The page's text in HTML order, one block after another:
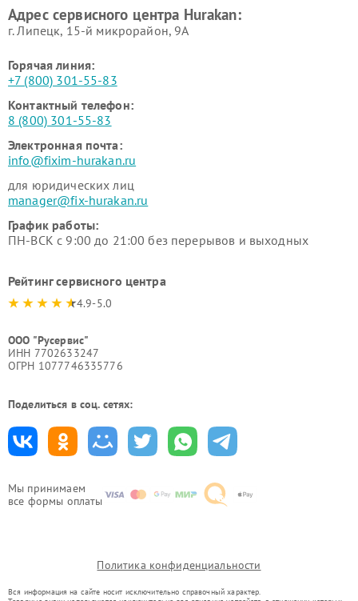
Мы принимаем
все формы оплаты
Адрес сервисного центра Hurakan:
г. Липецк, 15-й микрорайон, 9А
Горячая линия:
+7 (800) 301-55-83
Контактный телефон:
8 (800) 301-55-83
Электронная почта:
info@fixim-hurakan.ru
для юридических лиц
manager@fix-hurakan.ru
График работы:
ПН-ВСК с 9:00 до 21:00 без перерывов и выходных
Рейтинг сервисного центра
4.9-5.0
ООО "Русервис"
ИНН 7702633247
ОГРН 1077746335776
Поделиться в соц. сетях:
Политика конфиденциальности
Вся информация на сайте носит исключительно справочный характер.